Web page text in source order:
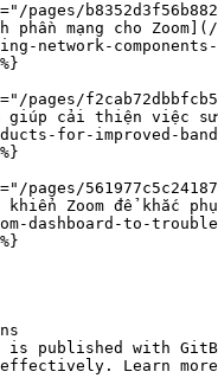
phần mạng cho
network-components-
giúp cải thiện
for-improved-
khiển Zoom để
dashboard-to-
is published with
Learn